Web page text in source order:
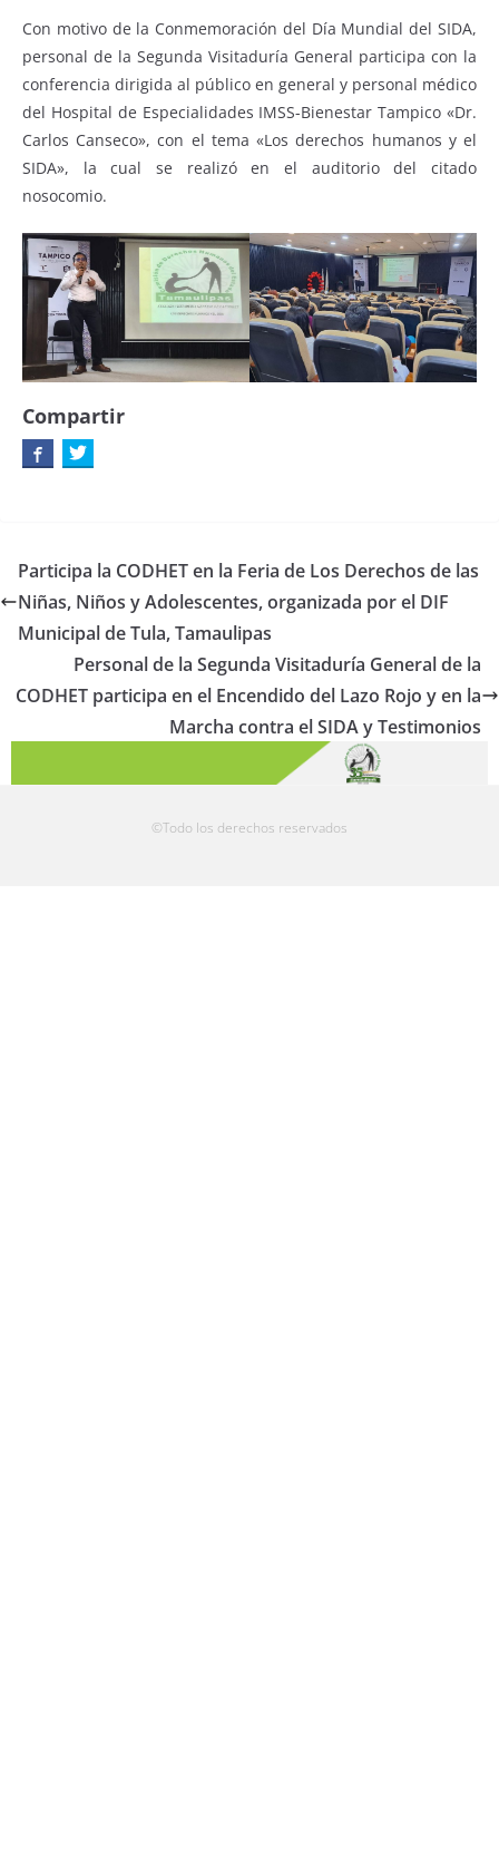
Con motivo de la Conmemoración del Día Mundial del SIDA,
personal de la Segunda Visitaduría General participa con la
conferencia dirigida al público en general y personal médico
del Hospital de Especialidades IMSS-Bienestar Tampico «Dr.
Carlos Canseco», con el tema «Los derechos humanos y el
SIDA», la cual se realizó en el auditorio del citado
nosocomio.
Compartir
Participa la CODHET en la Feria de Los Derechos de las
Niñas, Niños y Adolescentes, organizada por el DIF
Municipal de Tula, Tamaulipas
Personal de la Segunda Visitaduría General de la
CODHET participa en el Encendido del Lazo Rojo y en la
Marcha contra el SIDA y Testimonios
©Todo los derechos reservados